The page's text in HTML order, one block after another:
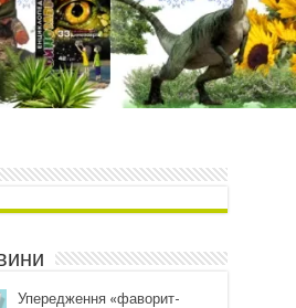
Упередження «фаворит-